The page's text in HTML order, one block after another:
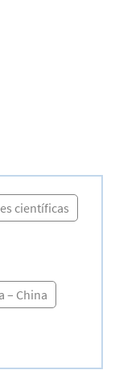
científicas
– China